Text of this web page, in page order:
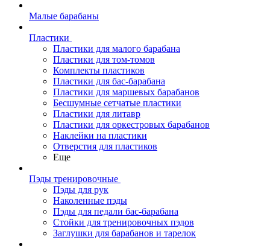
Малые барабаны
Пластики
Пластики для малого барабана
Пластики для том-томов
Комплекты пластиков
Пластики для бас-барабана
Пластики для маршевых барабанов
Бесшумные сетчатые пластики
Пластики для литавр
Пластики для оркестровых барабанов
Наклейки на пластики
Отверстия для пластиков
Еще
Пэды тренировочные
Пэды для рук
Наколенные пэды
Пэды для педали бас-барабана
Стойки для тренировочных пэдов
Заглушки для барабанов и тарелок